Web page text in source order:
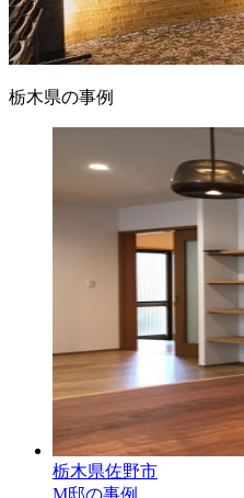
栃木県の事例
栃木県佐野市